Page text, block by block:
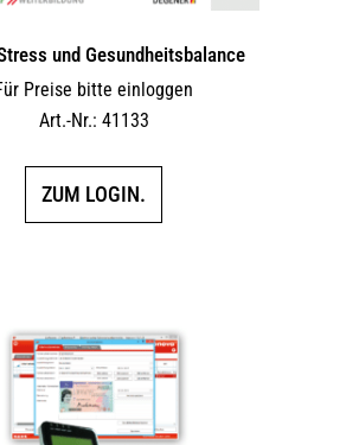
und Gesundheitsbalance
Preise bitte einloggen
Art.-Nr.: 41133
ZUM LOGIN.